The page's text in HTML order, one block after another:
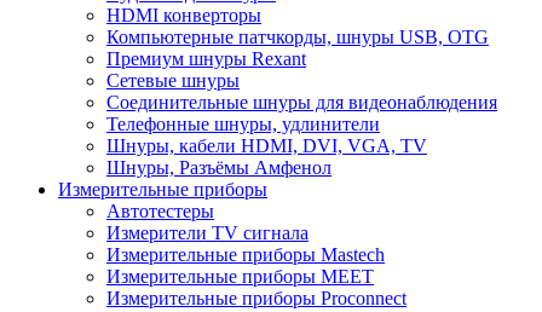
HDMI конверторы
Компьютерные патчкорды, шнуры USB, OTG
Премиум шнуры Rexant
Сетевые шнуры
Соединительные шнуры для видеонаблюдения
Телефонные шнуры, удлинители
Шнуры, кабели HDMI, DVI, VGA, TV
Шнуры, Разъёмы Амфенол
Измерительные приборы
Автотестеры
Измерители TV сигнала
Измерительные приборы Mastech
Измерительные приборы MEET
Измерительные приборы Proconnect